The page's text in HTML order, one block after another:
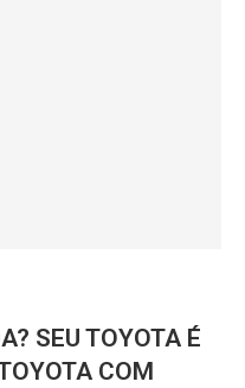
SEU TOYOTA É
COM